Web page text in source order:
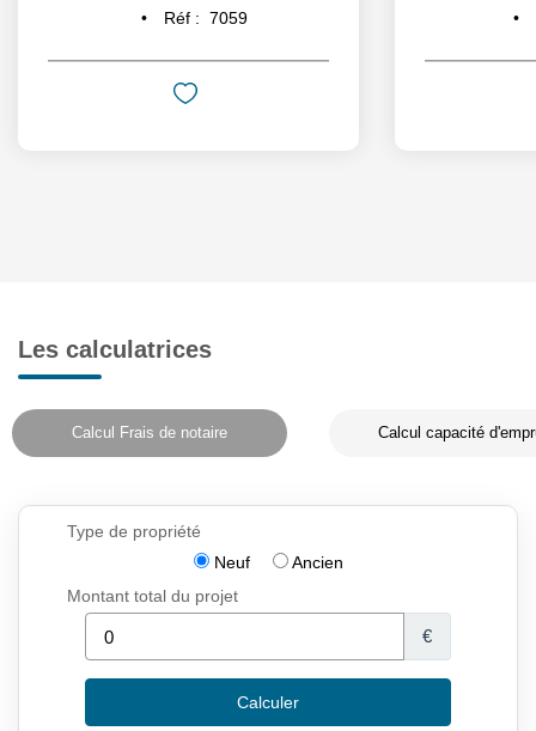
Réf : 7059
Les calculatrices
Calcul Frais de notaire Calcul capacité